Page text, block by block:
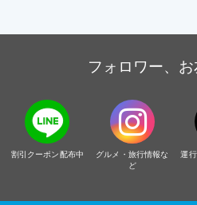
フォロワー、
割引クーポン配布中
グルメ・旅行情報な
ど
運